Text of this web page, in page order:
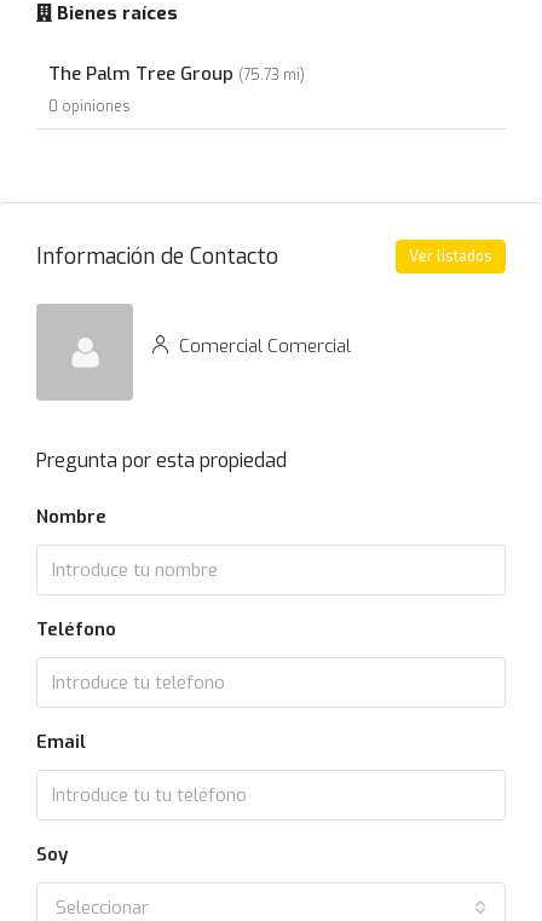
Bienes raíces
The Palm Tree Group (75.73 mi)
0 opiniones
Información de Contacto Ver listados
Comercial Comercial
Pregunta por esta propiedad
Nombre
Teléfono
Email
Soy
Seleccionar